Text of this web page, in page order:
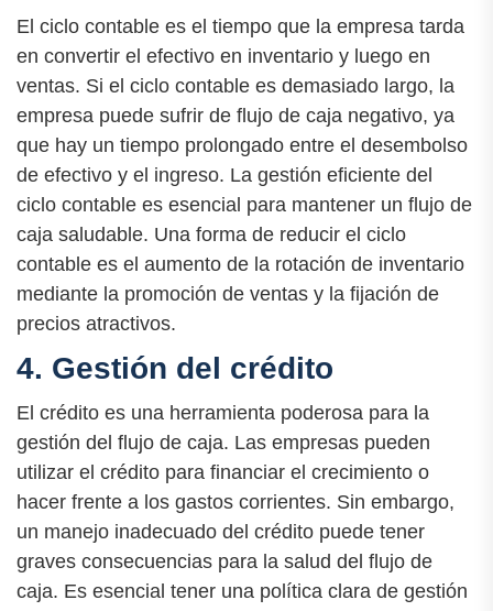
El ciclo contable es el tiempo que la empresa tarda
en convertir el efectivo en inventario y luego en
ventas. Si el ciclo contable es demasiado largo, la
empresa puede sufrir de flujo de caja negativo, ya
que hay un tiempo prolongado entre el desembolso
de efectivo y el ingreso. La gestión eficiente del
ciclo contable es esencial para mantener un flujo de
caja saludable. Una forma de reducir el ciclo
contable es el aumento de la rotación de inventario
mediante la promoción de ventas y la fijación de
precios atractivos.
4. Gestión del crédito
El crédito es una herramienta poderosa para la
gestión del flujo de caja. Las empresas pueden
utilizar el crédito para financiar el crecimiento o
hacer frente a los gastos corrientes. Sin embargo,
un manejo inadecuado del crédito puede tener
graves consecuencias para la salud del flujo de
caja. Es esencial tener una política clara de gestión